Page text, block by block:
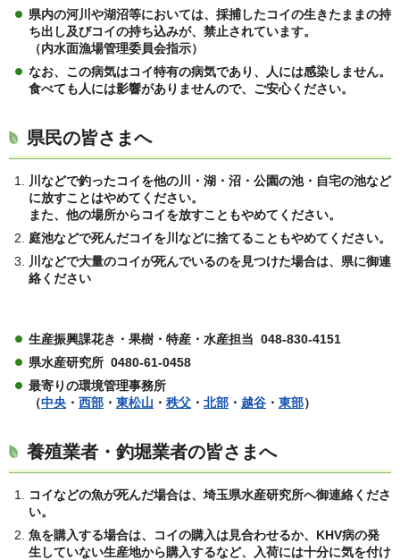
県内の河川や湖沼等においては、採捕したコイの生きたままの持
ち出し及びコイの持ち込みが、禁止されています。
（内水面漁場管理委員会指示）
なお、この病気はコイ特有の病気であり、人には感染しません。
食べても人には影響がありませんので、ご安心ください。
県民の皆さまへ
川などで釣ったコイを他の川・湖・沼・公園の池・自宅の池など
に放すことはやめてください。
また、他の場所からコイを放すこともやめてください。
庭池などで死んだコイを川などに捨てることもやめてください。
川などで大量のコイが死んでいるのを見つけた場合は、県に御連
絡ください
生産振興課花き・果樹・特産・水産担当 048-830-4151
県水産研究所 0480-61-0458
最寄りの環境管理事務所
（中央 ・ 西部 ・ 東松山 ・ 秩父 ・ 北部 ・ 越谷 ・ 東部）
養殖業者・釣堀業者の皆さまへ
コイなどの魚が死んだ場合は、埼玉県水産研究所へ御連絡くださ
い。
魚を購入する場合は、コイの購入は見合わせるか、KHV病の発
生していない生産地から購入するなど、入荷には十分に気を付け